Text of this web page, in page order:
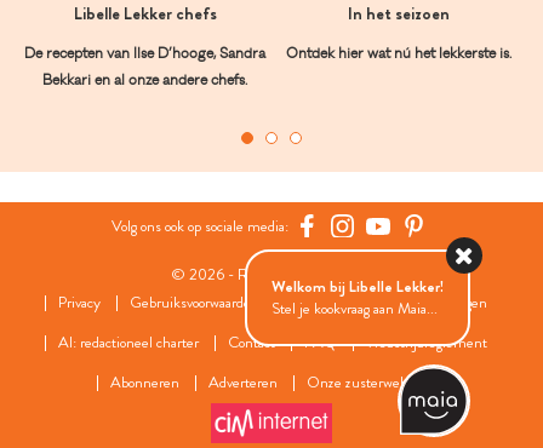
Libelle Lekker chefs
De recepten van Ilse D’hooge, Sandra
Bekkari en al onze andere chefs.
In het seizoen
Ontdek hier wat nú het lekkerste is.
Volg ons ook op sociale media:
© 2026 - Roularta Media Group
Privacy
Gebruiksvoorwaarden Cookies
Cookies instellingen
AI: redactioneel charter
Contact FAQ
Wedstrijdreglement
Abonneren
Adverteren Onze zusterwebsites
Welkom bij Libelle Lekker!
Stel je kookvraag aan Maia...